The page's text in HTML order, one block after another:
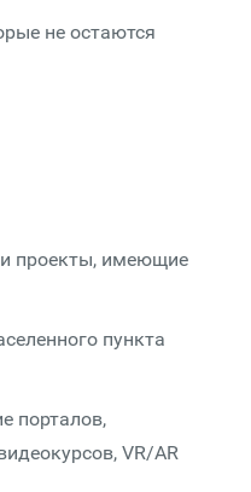
не остаются
проекты, имеющие
пункта
порталов,
VR/AR